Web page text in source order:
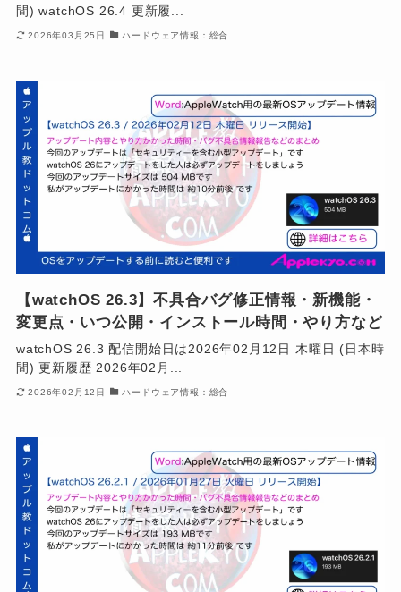
間) watchOS 26.4 更新履...
2026年03月25日 ハードウェア情報：総合
【watchOS 26.3】不具合バグ修正情報・新機能・
変更点・いつ公開・インストール時間・やり方など
watchOS 26.3 配信開始日は2026年02月12日 木曜日 (日本時
間) 更新履歴 2026年02月...
2026年02月12日 ハードウェア情報：総合